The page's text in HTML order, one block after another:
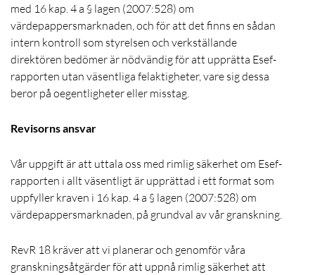
med 16 kap. 4 a § lagen (2007:528) om
värdepappersmarknaden, och för att det finns en sådan
intern kontroll som styrelsen och verkställande
direktören bedömer är nödvändig för att upprätta Esef-
rapporten utan väsentliga felaktigheter, vare sig dessa
beror på oegentligheter eller misstag.
Revisorns ansvar
Vår uppgift är att uttala oss med rimlig säkerhet om Esef-
rapporten i allt väsentligt är upprättad i ett format som
uppfyller kraven i 16 kap. 4 a § lagen (2007:528) om
värdepappersmarknaden, på grundval av vår granskning.
RevR 18 kräver att vi planerar och genomför våra
granskningsåtgärder för att uppnå rimlig säkerhet att